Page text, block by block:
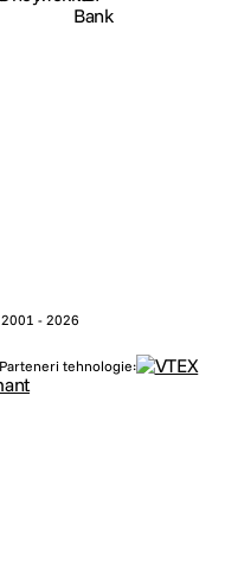
- 2026
Parteneri tehnologie: